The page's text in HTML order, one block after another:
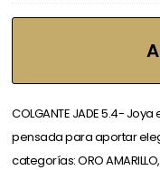
COLGANTE JADE 5.4-
pensada para aportar
categorías: ORO